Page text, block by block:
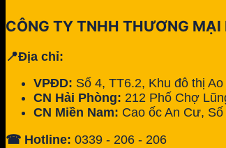
CÔNG TY TNHH THƯƠNG
📍Địa chỉ:
VPĐD: Số 4, TT6.2, Khu đô thị
CN Hải Phòng: 212 Phố Chợ
CN Miền Nam: Cao ốc An Cư,
☎ Hotline: 0339 - 206 - 206